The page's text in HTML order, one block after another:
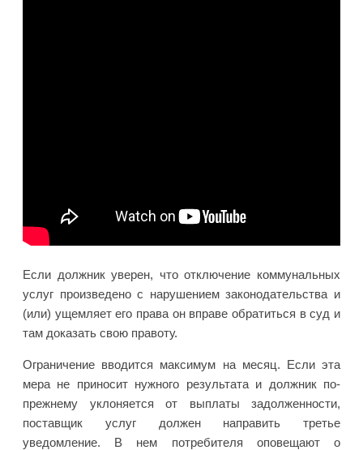
Если должник уверен, что отключение коммунальных
услуг произведено с нарушением законодательства и
(или) ущемляет его права он вправе обратиться в суд и
там доказать свою правоту.
Ограничение вводится максимум на месяц. Если эта
мера не приносит нужного результата и должник по-
прежнему уклоняется от выплаты задолженности,
поставщик услуг должен направить третье
уведомление. В нем потребителя оповещают о